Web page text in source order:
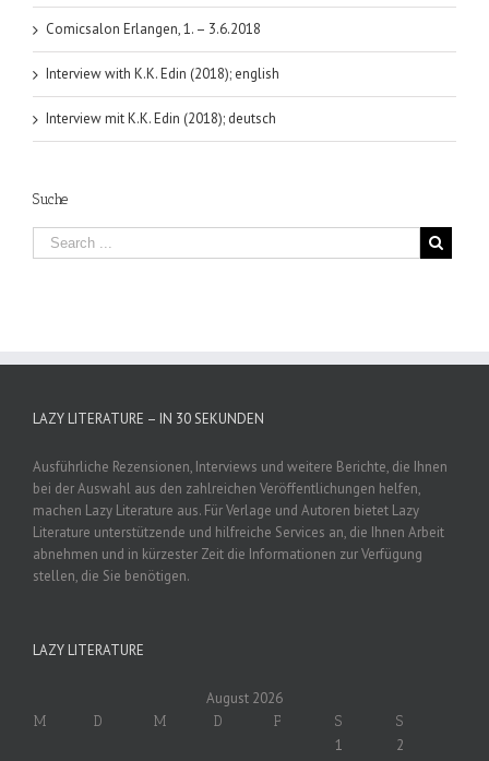
Comicsalon Erlangen, 1. – 3.6.2018
Interview with K.K. Edin (2018); english
Interview mit K.K. Edin (2018); deutsch
Suche
LAZY LITERATURE – IN 30 SEKUNDEN
Ausführliche Rezensionen, Interviews und weitere Berichte, die Ihnen
bei der Auswahl aus den zahlreichen Veröffentlichungen helfen,
machen Lazy Literature aus. Für Verlage und Autoren bietet Lazy
Literature unterstützende und hilfreiche Services an, die Ihnen Arbeit
abnehmen und in kürzester Zeit die Informationen zur Verfügung
stellen, die Sie benötigen.
LAZY LITERATURE
August 2026
M D M D F S S
1
2